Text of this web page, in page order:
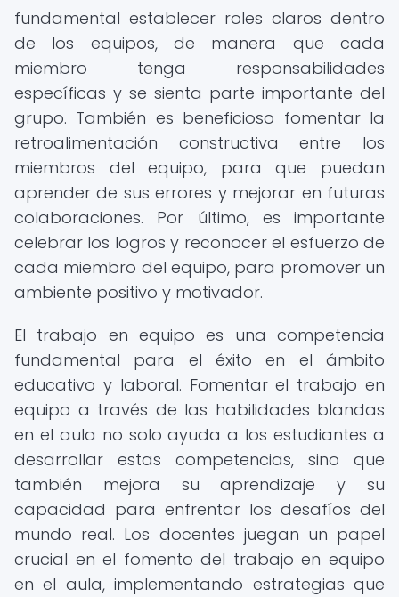
fundamental establecer roles claros dentro
de los equipos, de manera que cada
miembro tenga responsabilidades
específicas y se sienta parte importante del
grupo. También es beneficioso fomentar la
retroalimentación constructiva entre los
miembros del equipo, para que puedan
aprender de sus errores y mejorar en futuras
colaboraciones. Por último, es importante
celebrar los logros y reconocer el esfuerzo de
cada miembro del equipo, para promover un
ambiente positivo y motivador.
El trabajo en equipo es una competencia
fundamental para el éxito en el ámbito
educativo y laboral. Fomentar el trabajo en
equipo a través de las habilidades blandas
en el aula no solo ayuda a los estudiantes a
desarrollar estas competencias, sino que
también mejora su aprendizaje y su
capacidad para enfrentar los desafíos del
mundo real. Los docentes juegan un papel
crucial en el fomento del trabajo en equipo
en el aula, implementando estrategias que